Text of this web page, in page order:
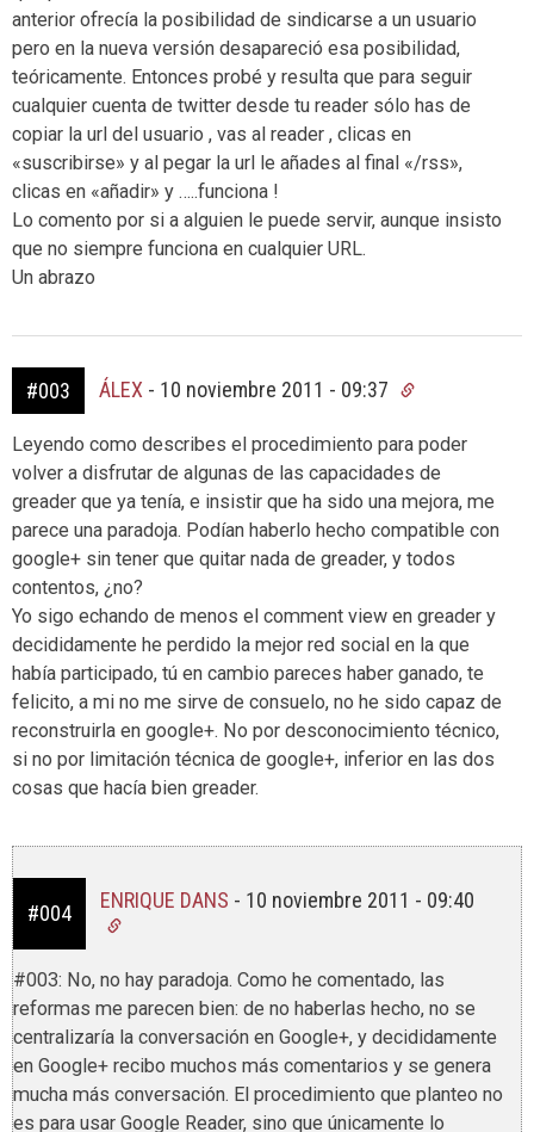
anterior ofrecía la posibilidad de sindicarse a un usuario
pero en la nueva versión desapareció esa posibilidad,
teóricamente. Entonces probé y resulta que para seguir
cualquier cuenta de twitter desde tu reader sólo has de
copiar la url del usuario , vas al reader , clicas en
«suscribirse» y al pegar la url le añades al final «/rss»,
clicas en «añadir» y …..funciona !
Lo comento por si a alguien le puede servir, aunque insisto
que no siempre funciona en cualquier URL.
Un abrazo
#003 ÁLEX - 10 noviembre 2011 - 09:37
Leyendo como describes el procedimiento para poder
volver a disfrutar de algunas de las capacidades de
greader que ya tenía, e insistir que ha sido una mejora, me
parece una paradoja. Podían haberlo hecho compatible con
google+ sin tener que quitar nada de greader, y todos
contentos, ¿no?
Yo sigo echando de menos el comment view en greader y
decididamente he perdido la mejor red social en la que
había participado, tú en cambio pareces haber ganado, te
felicito, a mi no me sirve de consuelo, no he sido capaz de
reconstruirla en google+. No por desconocimiento técnico,
si no por limitación técnica de google+, inferior en las dos
cosas que hacía bien greader.
#004
ENRIQUE DANS - 10 noviembre 2011 - 09:40
#003: No, no hay paradoja. Como he comentado, las
reformas me parecen bien: de no haberlas hecho, no se
centralizaría la conversación en Google+, y decididamente
en Google+ recibo muchos más comentarios y se genera
mucha más conversación. El procedimiento que planteo no
es para usar Google Reader, sino que únicamente lo